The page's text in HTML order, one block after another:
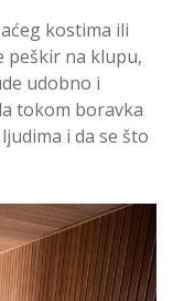
kostima ili
peškir na klupu,
udobno i
tokom boravka
i da se što